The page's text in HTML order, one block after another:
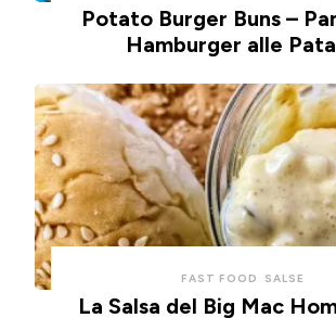
Potato Burger Buns –
Hamburger alle
FAST FOOD SALSE
La Salsa del Big Mac